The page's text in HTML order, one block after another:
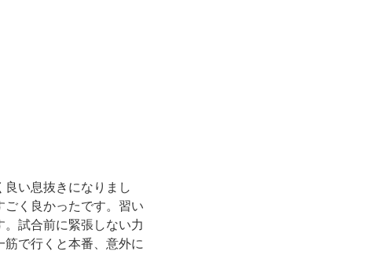
い息抜きになりまし
く良かったです。習い
試合前に緊張しない力
で行くと本番、意外に